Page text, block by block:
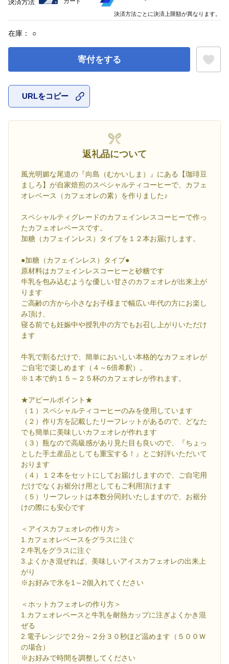
在庫： ○
寄付をする
URLをコピー
返礼品について
風光明媚な尾道の『向島（むかいしま）』にある【珈琲豆
ましろ】が自家焙煎のスペシャルティコーヒーで、カフェ
オレベース（カフェオレの素）を作りました♪
スペシャルティグレードのカフェインレスコーヒーで作っ
たカフェオレベースです。
加糖（カフェインレス）タイプを１２本お届けします。
●加糖（カフェインレス）タイプ●
原材料はカフェインレスコーヒーと砂糖です
牛乳を包み込むような優しい甘さのカフェオレが出来上が
ります
ご高齢の方から小さなお子様まで幅広い年代の方にお楽し
み頂け、
寝る前でも妊娠中や授乳中の方でもお召し上がりいただけ
ます
牛乳で割るだけで、簡単においしい本格的なカフェオレが
ご自宅で楽しめます（４～6倍希釈）。
※１本で約１５～２５杯のカフェオレが作れます。
★アピールポイント★
（１）スペシャルティコーヒーのみを使用しています
（２）作り方を記載したリーフレットがあるので、どなた
でも簡単に美味しいカフェオレが作れます
（３）瓶なので高級感があり見た目も良いので、『ちょっ
とした手土産品としても重宝する！』とご好評いただいて
おります
（４）１２本をセットにしてお届けしますので、ご自宅用
だけでなくお裾分け用としてもご利用頂けます
（５）リーフレットは本数分同封いたしますので、お裾分
けの際にも安心です
＜アイスカフェオレの作り方＞
1.カフェオレベースをグラスに注ぐ
2.牛乳をグラスに注ぐ
3.よくかき混ぜれば、美味しいアイスカフェオレの出来上
がり
※お好みで氷を1～2個入れてください
＜ホットカフェオレの作り方＞
1.カフェオレベースと牛乳を耐熱カップに注ぎよくかき混
ぜる
2.電子レンジで２分～２分３０秒ほど温めます（５００Ｗ
の場合）
※お好みで時間を調整してください
決済方法
決済方法ごとに決済上限額が異なります。